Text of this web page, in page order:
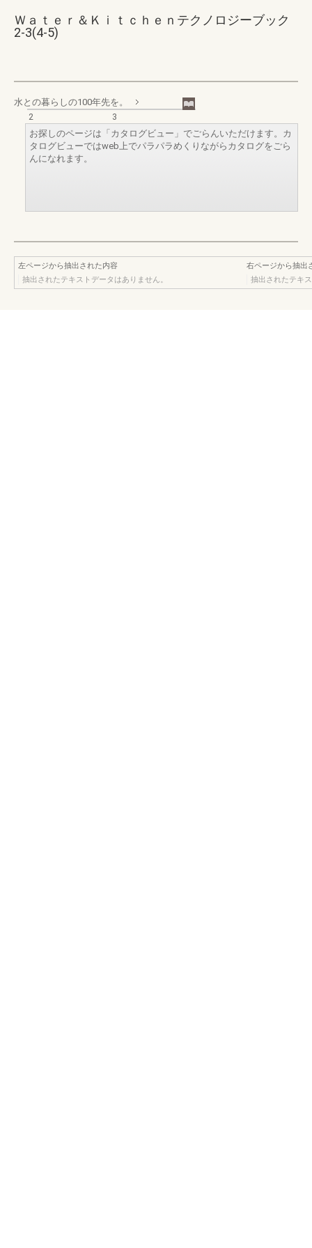
Ｗａｔｅｒ＆Ｋｉｔｃｈｅｎテクノロジーブック
2-3(4-5)
水との暮らしの100年先を。
2
3
お探しのページは「カタログビュー」でごらんいただけます。カ
タログビューではweb上でパラパラめくりながらカタログをごら
んになれます。
左ページから抽出された内容
抽出されたテキストデータはありません。
右ページから抽出
抽出されたテキ